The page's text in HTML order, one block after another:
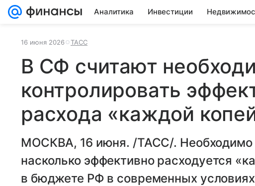
Аналитика Инвестиции
16 июня 2026 ТАСС
В СФ считают
контролировать
расхода «каждой
МОСКВА, 16 июня. /ТАСС/. Необходимо
насколько эффективно расходуется
в бюджете РФ в современных